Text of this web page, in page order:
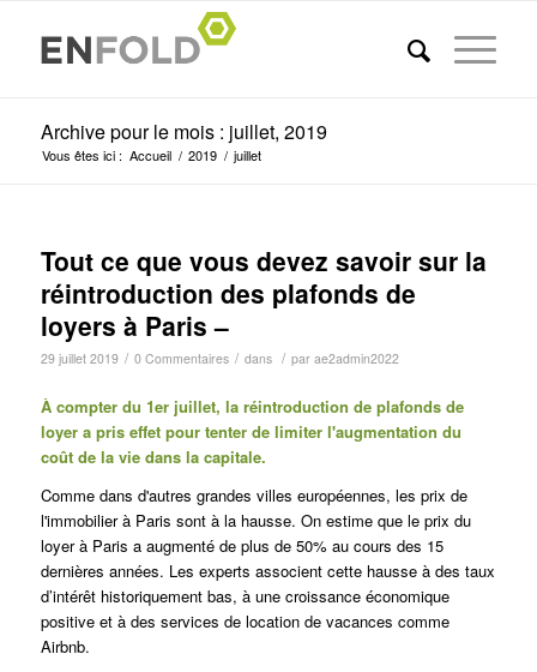
Archive pour le mois : juillet, 2019
Vous êtes ici : Accueil / 2019 / juillet
Tout ce que vous devez savoir sur la
réintroduction des plafonds de
loyers à Paris –
29 juillet 2019 / 0 Commentaires / dans / par ae2admin2022
À compter du 1er juillet, la réintroduction de plafonds de
loyer a pris effet pour tenter de limiter l'augmentation du
coût de la vie dans la capitale.
Comme dans d'autres grandes villes européennes, les prix de
l'immobilier à Paris sont à la hausse. On estime que le prix du
loyer à Paris a augmenté de plus de 50% au cours des 15
dernières années. Les experts associent cette hausse à des taux
d’intérêt historiquement bas, à une croissance économique
positive et à des services de location de vacances comme
Airbnb.